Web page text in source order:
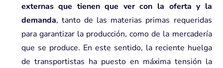
externas que tienen que ver con la oferta y la
demanda, tanto de las materias primas requeridas
para garantizar la producción, como de la mercadería
que se produce. En este sentido, la reciente huelga
de transportistas ha puesto en máxima tensión la